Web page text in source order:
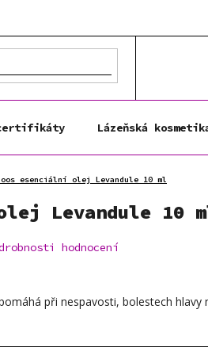
certifikáty Lázeňská
esenciální olej Levandule 10 ml
Levandule 10
hodnocení
při nespavosti, bolestech hlavy